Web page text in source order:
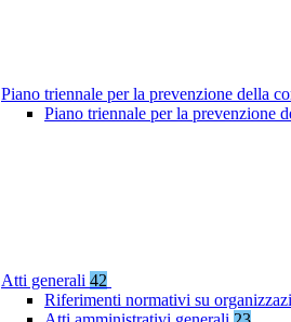
Piano triennale per la prevenzione della
Piano triennale per la prevenzione
Atti generali 42
Riferimenti normativi su